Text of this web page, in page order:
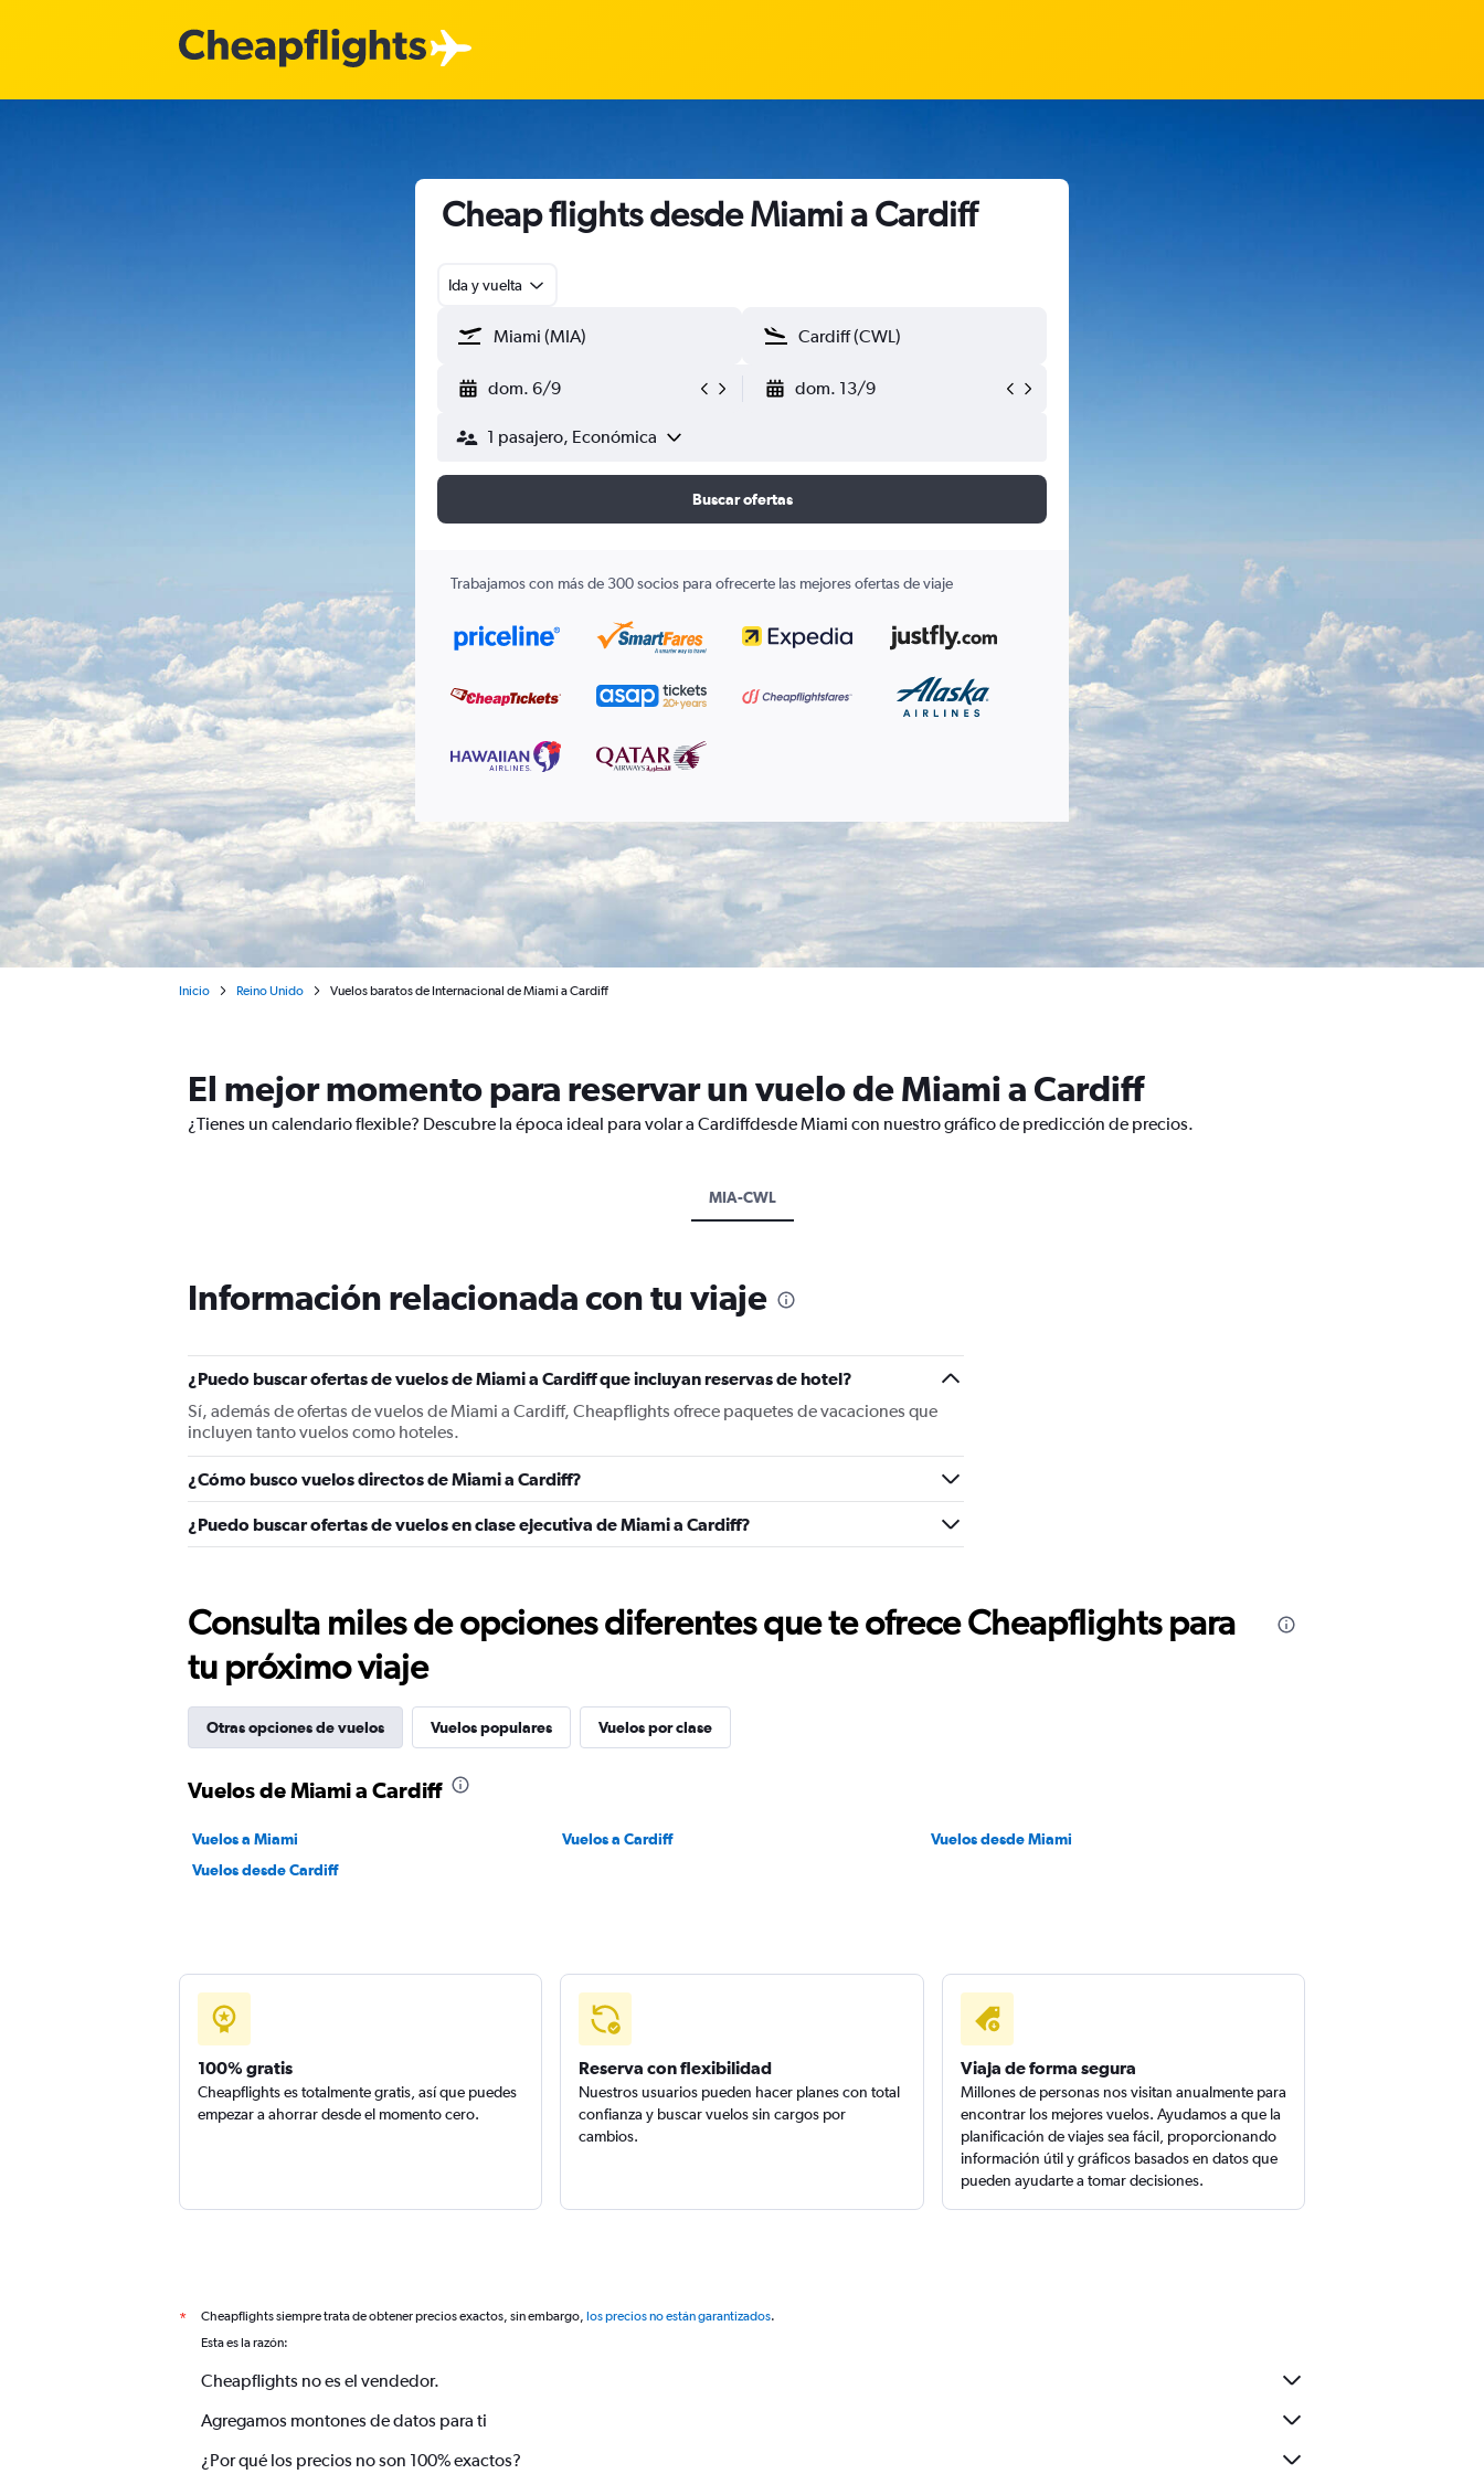
Cheap flights desde Miami a Cardiff
Ida y vuelta
dom. 6/9 dom. 13/9
1 pasajero, Económica
Buscar ofertas
Trabajamos con más de 300 socios para ofrecerte las mejores ofertas de viaje
Inicio Reino Unido Vuelos baratos de Internacional de Miami a Cardiff
El mejor momento para reservar un vuelo de Miami a Cardiff
¿Tienes un calendario flexible? Descubre la época ideal para volar a Cardiffdesde Miami con nuestro gráfico de predicción de precios.
MIA-CWL
Información relacionada con tu viaje
¿Puedo buscar ofertas de vuelos de Miami a Cardiff que incluyan reservas de hotel?
Sí, además de ofertas de vuelos de Miami a Cardiff, Cheapflights ofrece paquetes de vacaciones que
incluyen tanto vuelos como hoteles.
¿Cómo busco vuelos directos de Miami a Cardiff?
¿Puedo buscar ofertas de vuelos en clase ejecutiva de Miami a Cardiff?
Consulta miles de opciones diferentes que te ofrece Cheapflights para
tu próximo viaje
Otras opciones de vuelos Vuelos populares Vuelos por clase
Vuelos de Miami a Cardiff
Vuelos a Miami Vuelos a Cardiff
Vuelos desde Miami
Vuelos desde Cardiff
100% gratis
Cheapflights es totalmente gratis, así que puedes
empezar a ahorrar desde el momento cero.
Reserva con flexibilidad
Nuestros usuarios pueden hacer planes con total
confianza y buscar vuelos sin cargos por
cambios.
Viaja de forma segura
Millones de personas nos visitan anualmente para
encontrar los mejores vuelos. Ayudamos a que la
planificación de viajes sea fácil, proporcionando
información útil y gráficos basados en datos que
pueden ayudarte a tomar decisiones.
* Cheapflights siempre trata de obtener precios exactos, sin embargo, los precios no están garantizados.
Esta es la razón:
Cheapflights no es el vendedor.
Agregamos montones de datos para ti
¿Por qué los precios no son 100% exactos?